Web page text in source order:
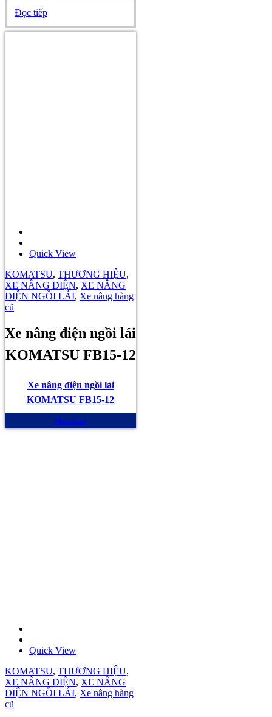
Đọc tiếp
Quick View
KOMATSU, THƯƠNG HIỆU,
XE NÂNG ĐIỆN, XE NÂNG
ĐIỆN NGỒI LÁI, Xe nâng hàng
cũ
Xe nâng điện ngồi lái
KOMATSU FB15-12
Xe nâng điện ngồi lái
KOMATSU FB15-12
Mua ngay
Quick View
KOMATSU, THƯƠNG HIỆU,
XE NÂNG ĐIỆN, XE NÂNG
ĐIỆN NGỒI LÁI, Xe nâng hàng
cũ